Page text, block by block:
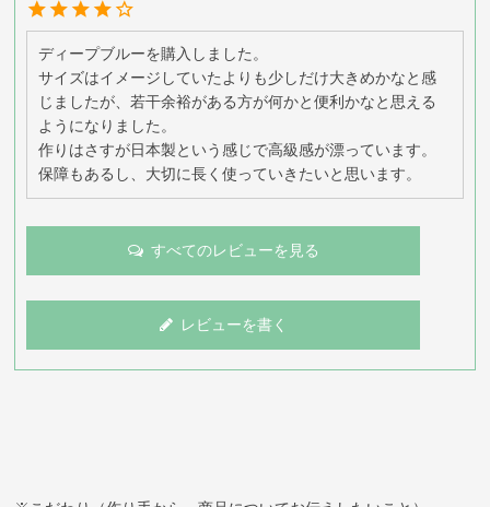
ディープブルーを購入しました。
サイズはイメージしていたよりも少しだけ大きめかなと感
じましたが、若干余裕がある方が何かと便利かなと思える
ようになりました。
作りはさすが日本製という感じで高級感が漂っています。
保障もあるし、大切に長く使っていきたいと思います。
すべてのレビューを見る
レビューを書く